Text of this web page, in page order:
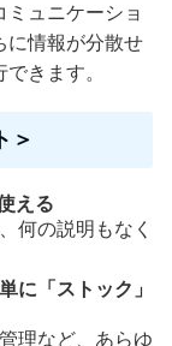
ミュニケーショ
に情報が分散せ
きます。
＞
える
何の説明もなく
に「ストック」
理など、あらゆ